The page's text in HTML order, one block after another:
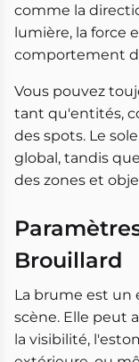
comme la
lumière, la force
comportement
Vous pouvez
tant qu'entités,
des spots. Le
global, tandis
des zones et
Brouillard
La brume est un
scène. Elle peut
la visibilité,